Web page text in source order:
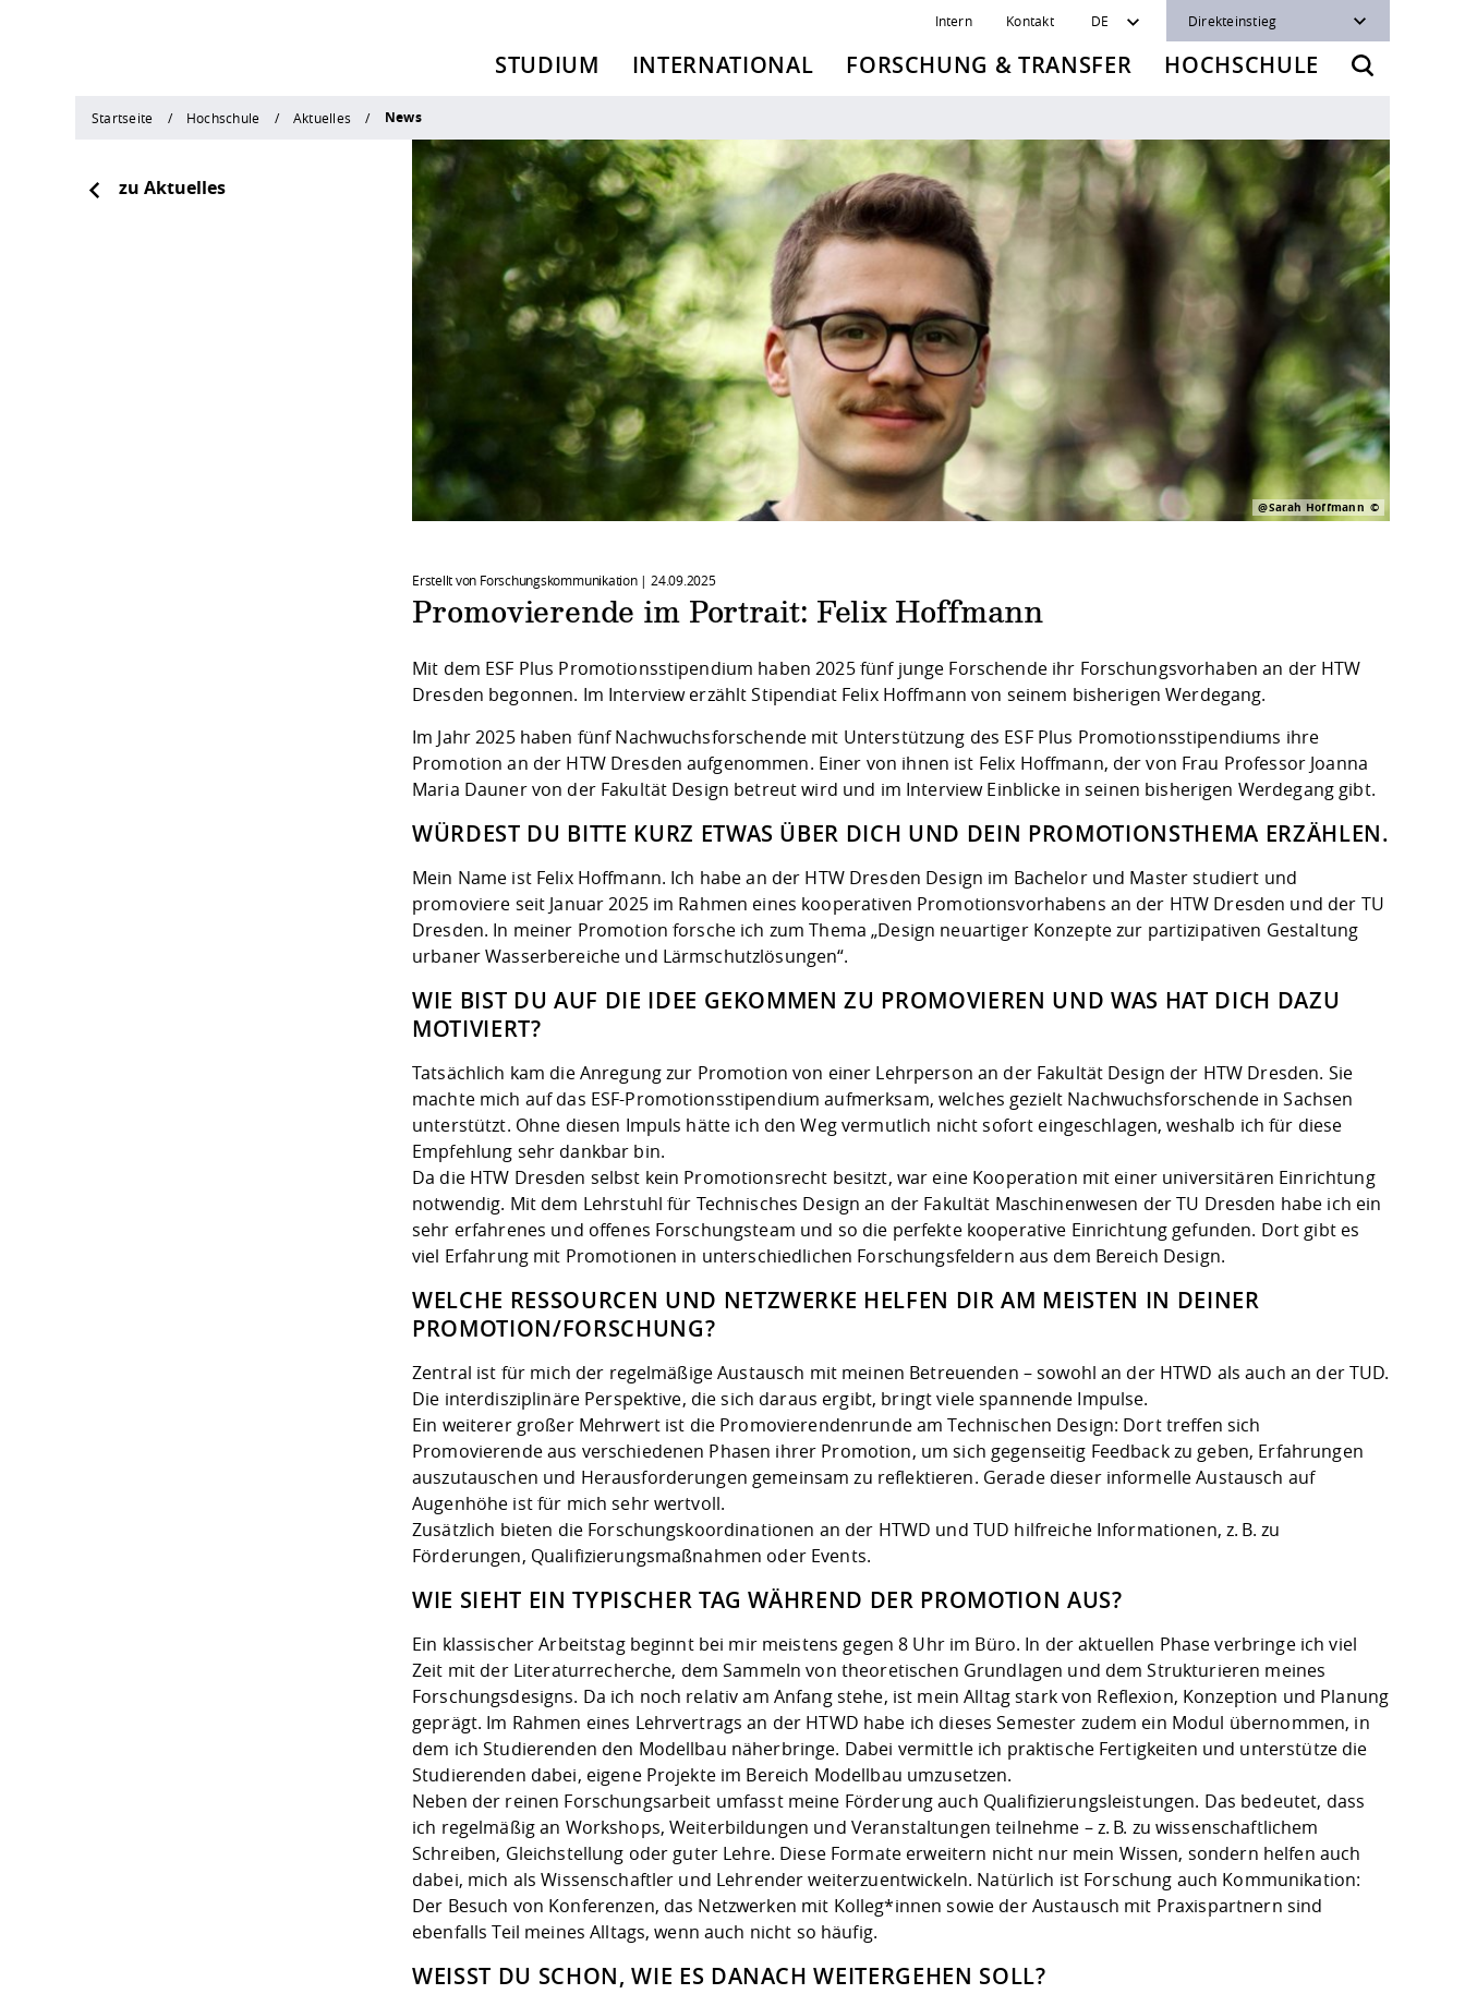
Intern Kontakt DE Direkteinstieg
STUDIUM INTERNATIONAL FORSCHUNG & TRANSFER HOCHSCHULE
Startseite Hochschule Aktuelles News
zu Aktuelles
@Sarah Hoffmann
Erstellt von Forschungskommunikation | 24.09.2025
Promovierende im Portrait: Felix Hoffmann
Mit dem ESF Plus Promotionsstipendium haben 2025 fünf junge Forschende ihr Forschungsvorhaben an der HTW
Dresden begonnen. Im Interview erzählt Stipendiat Felix Hoffmann von seinem bisherigen Werdegang.
Im Jahr 2025 haben fünf Nachwuchsforschende mit Unterstützung des ESF Plus Promotionsstipendiums ihre
Promotion an der HTW Dresden aufgenommen. Einer von ihnen ist Felix Hoffmann, der von Frau Professor Joanna
Maria Dauner von der Fakultät Design betreut wird und im Interview Einblicke in seinen bisherigen Werdegang gibt.
WÜRDEST DU BITTE KURZ ETWAS ÜBER DICH UND DEIN PROMOTIONSTHEMA ERZÄHLEN.
Mein Name ist Felix Hoffmann. Ich habe an der HTW Dresden Design im Bachelor und Master studiert und
promoviere seit Januar 2025 im Rahmen eines kooperativen Promotionsvorhabens an der HTW Dresden und der TU
Dresden. In meiner Promotion forsche ich zum Thema „Design neuartiger Konzepte zur partizipativen Gestaltung
urbaner Wasserbereiche und Lärmschutzlösungen“.
WIE BIST DU AUF DIE IDEE GEKOMMEN ZU PROMOVIEREN UND WAS HAT DICH DAZU
MOTIVIERT?
Tatsächlich kam die Anregung zur Promotion von einer Lehrperson an der Fakultät Design der HTW Dresden. Sie
machte mich auf das ESF-Promotionsstipendium aufmerksam, welches gezielt Nachwuchsforschende in Sachsen
unterstützt. Ohne diesen Impuls hätte ich den Weg vermutlich nicht sofort eingeschlagen, weshalb ich für diese
Empfehlung sehr dankbar bin.
Da die HTW Dresden selbst kein Promotionsrecht besitzt, war eine Kooperation mit einer universitären Einrichtung
notwendig. Mit dem Lehrstuhl für Technisches Design an der Fakultät Maschinenwesen der TU Dresden habe ich ein
sehr erfahrenes und offenes Forschungsteam und so die perfekte kooperative Einrichtung gefunden. Dort gibt es
viel Erfahrung mit Promotionen in unterschiedlichen Forschungsfeldern aus dem Bereich Design.
WELCHE RESSOURCEN UND NETZWERKE HELFEN DIR AM MEISTEN IN DEINER
PROMOTION/FORSCHUNG?
Zentral ist für mich der regelmäßige Austausch mit meinen Betreuenden – sowohl an der HTWD als auch an der TUD.
Die interdisziplinäre Perspektive, die sich daraus ergibt, bringt viele spannende Impulse.
Ein weiterer großer Mehrwert ist die Promovierendenrunde am Technischen Design: Dort treffen sich
Promovierende aus verschiedenen Phasen ihrer Promotion, um sich gegenseitig Feedback zu geben, Erfahrungen
auszutauschen und Herausforderungen gemeinsam zu reflektieren. Gerade dieser informelle Austausch auf
Augenhöhe ist für mich sehr wertvoll.
Zusätzlich bieten die Forschungskoordinationen an der HTWD und TUD hilfreiche Informationen, z. B. zu
Förderungen, Qualifizierungsmaßnahmen oder Events.
WIE SIEHT EIN TYPISCHER TAG WÄHREND DER PROMOTION AUS?
Ein klassischer Arbeitstag beginnt bei mir meistens gegen 8 Uhr im Büro. In der aktuellen Phase verbringe ich viel
Zeit mit der Literaturrecherche, dem Sammeln von theoretischen Grundlagen und dem Strukturieren meines
Forschungsdesigns. Da ich noch relativ am Anfang stehe, ist mein Alltag stark von Reflexion, Konzeption und Planung
geprägt. Im Rahmen eines Lehrvertrags an der HTWD habe ich dieses Semester zudem ein Modul übernommen, in
dem ich Studierenden den Modellbau näherbringe. Dabei vermittle ich praktische Fertigkeiten und unterstütze die
Studierenden dabei, eigene Projekte im Bereich Modellbau umzusetzen.
Neben der reinen Forschungsarbeit umfasst meine Förderung auch Qualifizierungsleistungen. Das bedeutet, dass
ich regelmäßig an Workshops, Weiterbildungen und Veranstaltungen teilnehme – z. B. zu wissenschaftlichem
Schreiben, Gleichstellung oder guter Lehre. Diese Formate erweitern nicht nur mein Wissen, sondern helfen auch
dabei, mich als Wissenschaftler und Lehrender weiterzuentwickeln. Natürlich ist Forschung auch Kommunikation:
Der Besuch von Konferenzen, das Netzwerken mit Kolleg*innen sowie der Austausch mit Praxispartnern sind
ebenfalls Teil meines Alltags, wenn auch nicht so häufig.
WEISST DU SCHON, WIE ES DANACH WEITERGEHEN SOLL?